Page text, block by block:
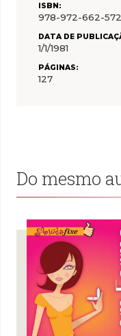
ISBN:
978-972-662-
DATA DE
1/1/1981
PÁGINAS:
127
Do mesmo